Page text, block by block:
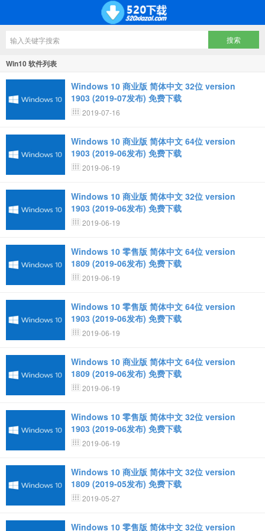
Win10 软件列表
Windows 10 商业版 简体中文 32位 version
1903 (2019-07发布) 免费下载
2019-07-16
Windows 10 商业版 简体中文 64位 version
1903 (2019-06发布) 免费下载
2019-06-19
Windows 10 商业版 简体中文 32位 version
1903 (2019-06发布) 免费下载
2019-06-19
Windows 10 零售版 简体中文 64位 version
1809 (2019-06发布) 免费下载
2019-06-19
Windows 10 零售版 简体中文 64位 version
1903 (2019-06发布) 免费下载
2019-06-19
Windows 10 商业版 简体中文 64位 version
1809 (2019-06发布) 免费下载
2019-06-19
Windows 10 零售版 简体中文 32位 version
1903 (2019-06发布) 免费下载
2019-06-19
Windows 10 商业版 简体中文 32位 version
1809 (2019-05发布) 免费下载
2019-05-27
Windows 10 零售版 简体中文 32位 version